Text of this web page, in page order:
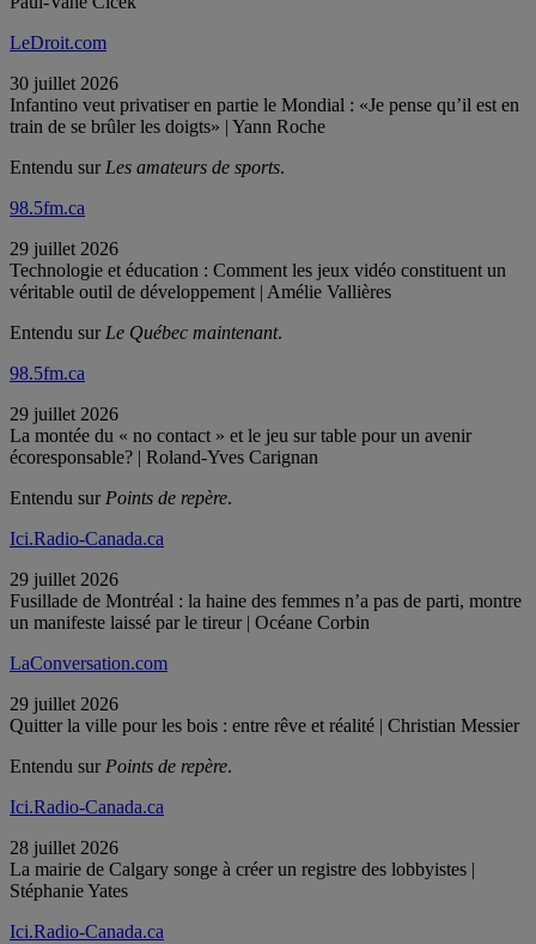
LeDroit.com
30 juillet 2026
Infantino veut privatiser en partie le Mondial : «Je pense qu’il est en
train de se brûler les doigts» | Yann Roche
Entendu sur Les amateurs de sports.
98.5fm.ca
29 juillet 2026
Technologie et éducation : Comment les jeux vidéo constituent un
véritable outil de développement | Amélie Vallières
Entendu sur Le Québec maintenant.
98.5fm.ca
29 juillet 2026
La montée du « no contact » et le jeu sur table pour un avenir
écoresponsable? | Roland-Yves Carignan
Entendu sur Points de repère.
Ici.Radio-Canada.ca
29 juillet 2026
Fusillade de Montréal : la haine des femmes n’a pas de parti, montre
un manifeste laissé par le tireur | Océane Corbin
LaConversation.com
29 juillet 2026
Quitter la ville pour les bois : entre rêve et réalité | Christian Messier
Entendu sur Points de repère.
Ici.Radio-Canada.ca
28 juillet 2026
La mairie de Calgary songe à créer un registre des lobbyistes |
Stéphanie Yates
Ici.Radio-Canada.ca